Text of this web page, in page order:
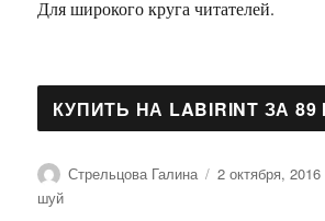
Для широкого круга читателей.
Автор
Стрельцова Галина Опубликовано
2 октября, 2016
шуй